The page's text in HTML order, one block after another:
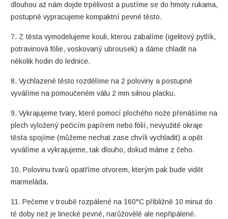
dlouhou až nám dojde trpělivost a pustíme se do hmoty rukama,
postupně vypracujeme kompaktní pevné těsto.
7. Z těsta vymodelujeme kouli, kterou zabalíme (igelitový pytlík,
potravinová fólie, voskovaný ubrousek) a dáme chladit na
několik hodin do lednice.
8. Vychlazené těsto rozdělíme na 2 poloviny a postupně
vyválíme na pomoučeném válu 2 mm silnou placku.
9. Vykrajujeme tvary, které pomocí plochého nože přenášíme na
plech vyložený pečicím papírem nebo fólií, nevyužité okraje
těsta spojíme (můžeme nechat zase chvíli vychladit) a opět
vyválíme a vykrajujeme, tak dlouho, dokud máme z čeho.
10. Polovinu tvarů opatříme otvorem, kterým pak bude vidět
marmeláda.
11. Pečeme v troubě rozpálené na 160°C přibližně 10 minut do
té doby než je linecké pevné, narůžovělé ale nepřipálené.